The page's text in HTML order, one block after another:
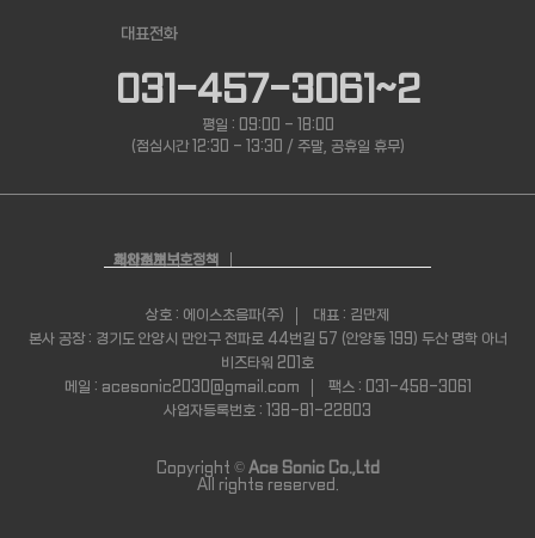
대표전화
031-457-3061~2
평일 : 09:00 - 18:00
(점심시간 12:30 - 13:30 / 주말, 공휴일 휴무)
회사소개
개인정보보호정책
상호 : 에이스초음파(주)
대표 : 김만제
본사 공장 : 경기도 안양시 만안구 전파로 44번길 57 (안양동 199) 두산 명학 아너
비즈타워 201호
메일 : acesonic2030@gmail.com
팩스 : 031-458-3061
사업자등록번호 : 138-81-22803
Copyright © Ace Sonic Co.,Ltd
All rights reserved.